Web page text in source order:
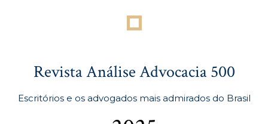
Revista Análise Advocacia 500
Escritórios e os advogados mais admirados do Brasil